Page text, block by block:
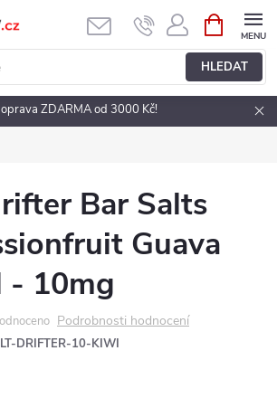
HLEDAT
NÁKUPNÍ
KOŠÍK
ZDARMA od 3000 Kč!
Bar Salts
Guava
- 10mg
Podrobnosti hodnocení
DRIFTER-10-KIWI